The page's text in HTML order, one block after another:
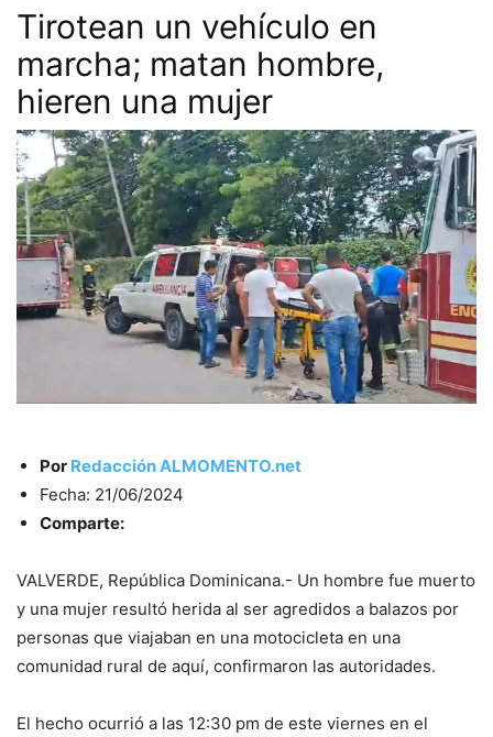
Tirotean un vehículo en
marcha; matan hombre,
hieren una mujer
Por Redacción ALMOMENTO.net
Fecha: 21/06/2024
Comparte:
VALVERDE, República Dominicana.- Un hombre fue muerto
y una mujer resultó herida al ser agredidos a balazos por
personas que viajaban en una motocicleta en una
comunidad rural de aquí, confirmaron las autoridades.
El hecho ocurrió a las 12:30 pm de este viernes en el